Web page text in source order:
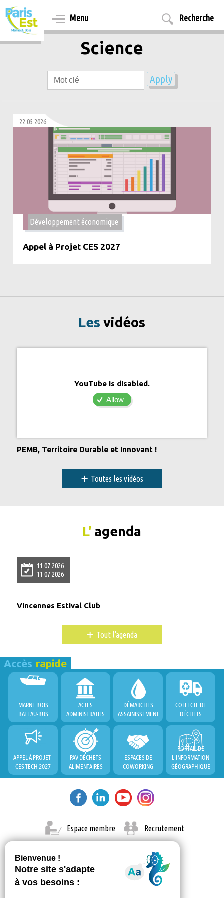
Aller
au
contenu
principal
Menu Recherche
Science
22 05 2026
Développement économique
Appel à Projet CES 2027
Les vidéos
YouTube is disabled.
Allow
PEMB, Territoire Durable et Innovant !
+ Toutes les vidéos
L' agenda
11 07 2026
11 07 2026
Vincennes Estival Club
+ Tout l'agenda
Accès rapide
MARNE BOIS
BATEAU-BUS
ACTES
ADMINISTRATIFS
DÉMARCHES
ASSAINISSEMENT
COLLECTE DE
DÉCHETS
APPEL À PROJET -
CES TECH 2027
PAV DÉCHETS
ALIMENTAIRES
ESPACES DE
COWORKING
PORTAIL DE
L'INFORMATION
GÉOGRAPHIQUE
Espace membre Recrutement